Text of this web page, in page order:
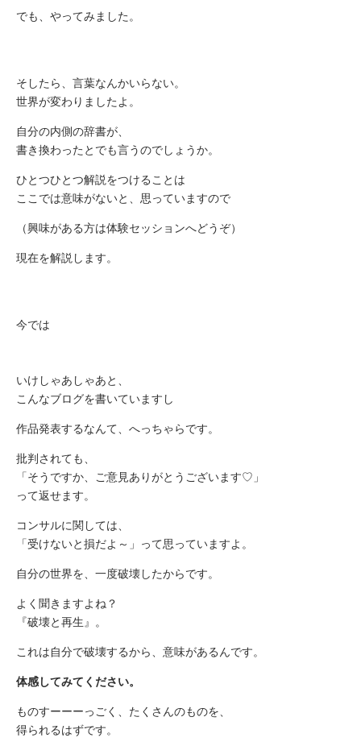
でも、やってみました。
そしたら、言葉なんかいらない。
世界が変わりましたよ。
自分の内側の辞書が、
書き換わったとでも言うのでしょうか。
ひとつひとつ解説をつけることは
ここでは意味がないと、思っていますので
（興味がある方は体験セッションへどうぞ）
現在を解説します。
今では
いけしゃあしゃあと、
こんなブログを書いていますし
作品発表するなんて、へっちゃらです。
批判されても、
「そうですか、ご意見ありがとうございます♡」
って返せます。
コンサルに関しては、
「受けないと損だよ～」って思っていますよ。
自分の世界を、一度破壊したからです。
よく聞きますよね？
『破壊と再生』。
これは自分で破壊するから、意味があるんです。
体感してみてください。
ものすーーーっごく、たくさんのものを、
得られるはずです。